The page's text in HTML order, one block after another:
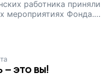
работника приняли
мероприятиях Фонда.
на просьбы,
минуты и
Без вас мы бы не
– это вы!